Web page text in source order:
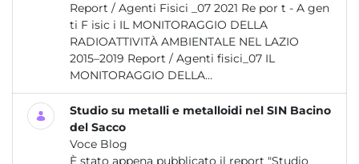
Report / Agenti Fisici _07 2021 Re por t - A gen
ti F isic i IL MONITORAGGIO DELLA
RADIOATTIVITÀ AMBIENTALE NEL LAZIO
2015–2019 Report / Agenti fisici_07 IL
MONITORAGGIO DELLA...
Studio su metalli e metalloidi nel SIN Bacino
del Sacco
Voce Blog
È stato appena pubblicato il report "Studio